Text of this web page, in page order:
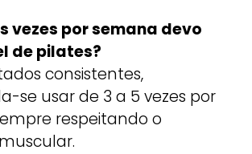
vezes por semana devo
de pilates?
consistentes,
se usar de 3 a 5 vezes por
respeitando o